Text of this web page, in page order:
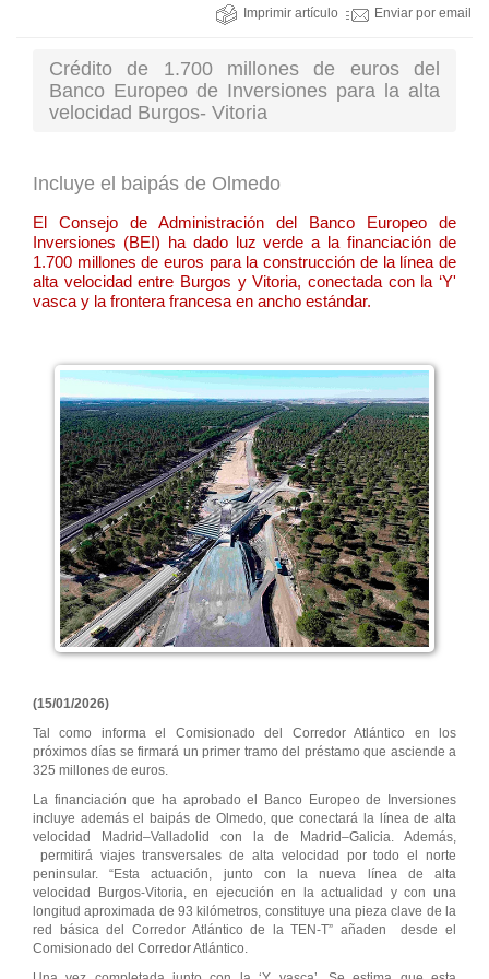
Imprimir artículo Enviar por email
Crédito de 1.700 millones de euros del
Banco Europeo de Inversiones para la alta
velocidad Burgos- Vitoria
Incluye el baipás de Olmedo
El Consejo de Administración del Banco Europeo de
Inversiones (BEI) ha dado luz verde a la financiación de
1.700 millones de euros para la construcción de la línea de
alta velocidad entre Burgos y Vitoria, conectada con la ‘Y'
vasca y la frontera francesa en ancho estándar.
(15/01/2026)
Tal como informa el Comisionado del Corredor Atlántico en los
próximos días se firmará un primer tramo del préstamo que asciende a
325 millones de euros.
La financiación que ha aprobado el Banco Europeo de Inversiones
incluye además el baipás de Olmedo, que conectará la línea de alta
velocidad Madrid–Valladolid con la de Madrid–Galicia. Además,
permitirá viajes transversales de alta velocidad por todo el norte
peninsular. “Esta actuación, junto con la nueva línea de alta
velocidad Burgos-Vitoria, en ejecución en la actualidad y con una
longitud aproximada de 93 kilómetros, constituye una pieza clave de la
red básica del Corredor Atlántico de la TEN-T” añaden desde el
Comisionado del Corredor Atlántico.